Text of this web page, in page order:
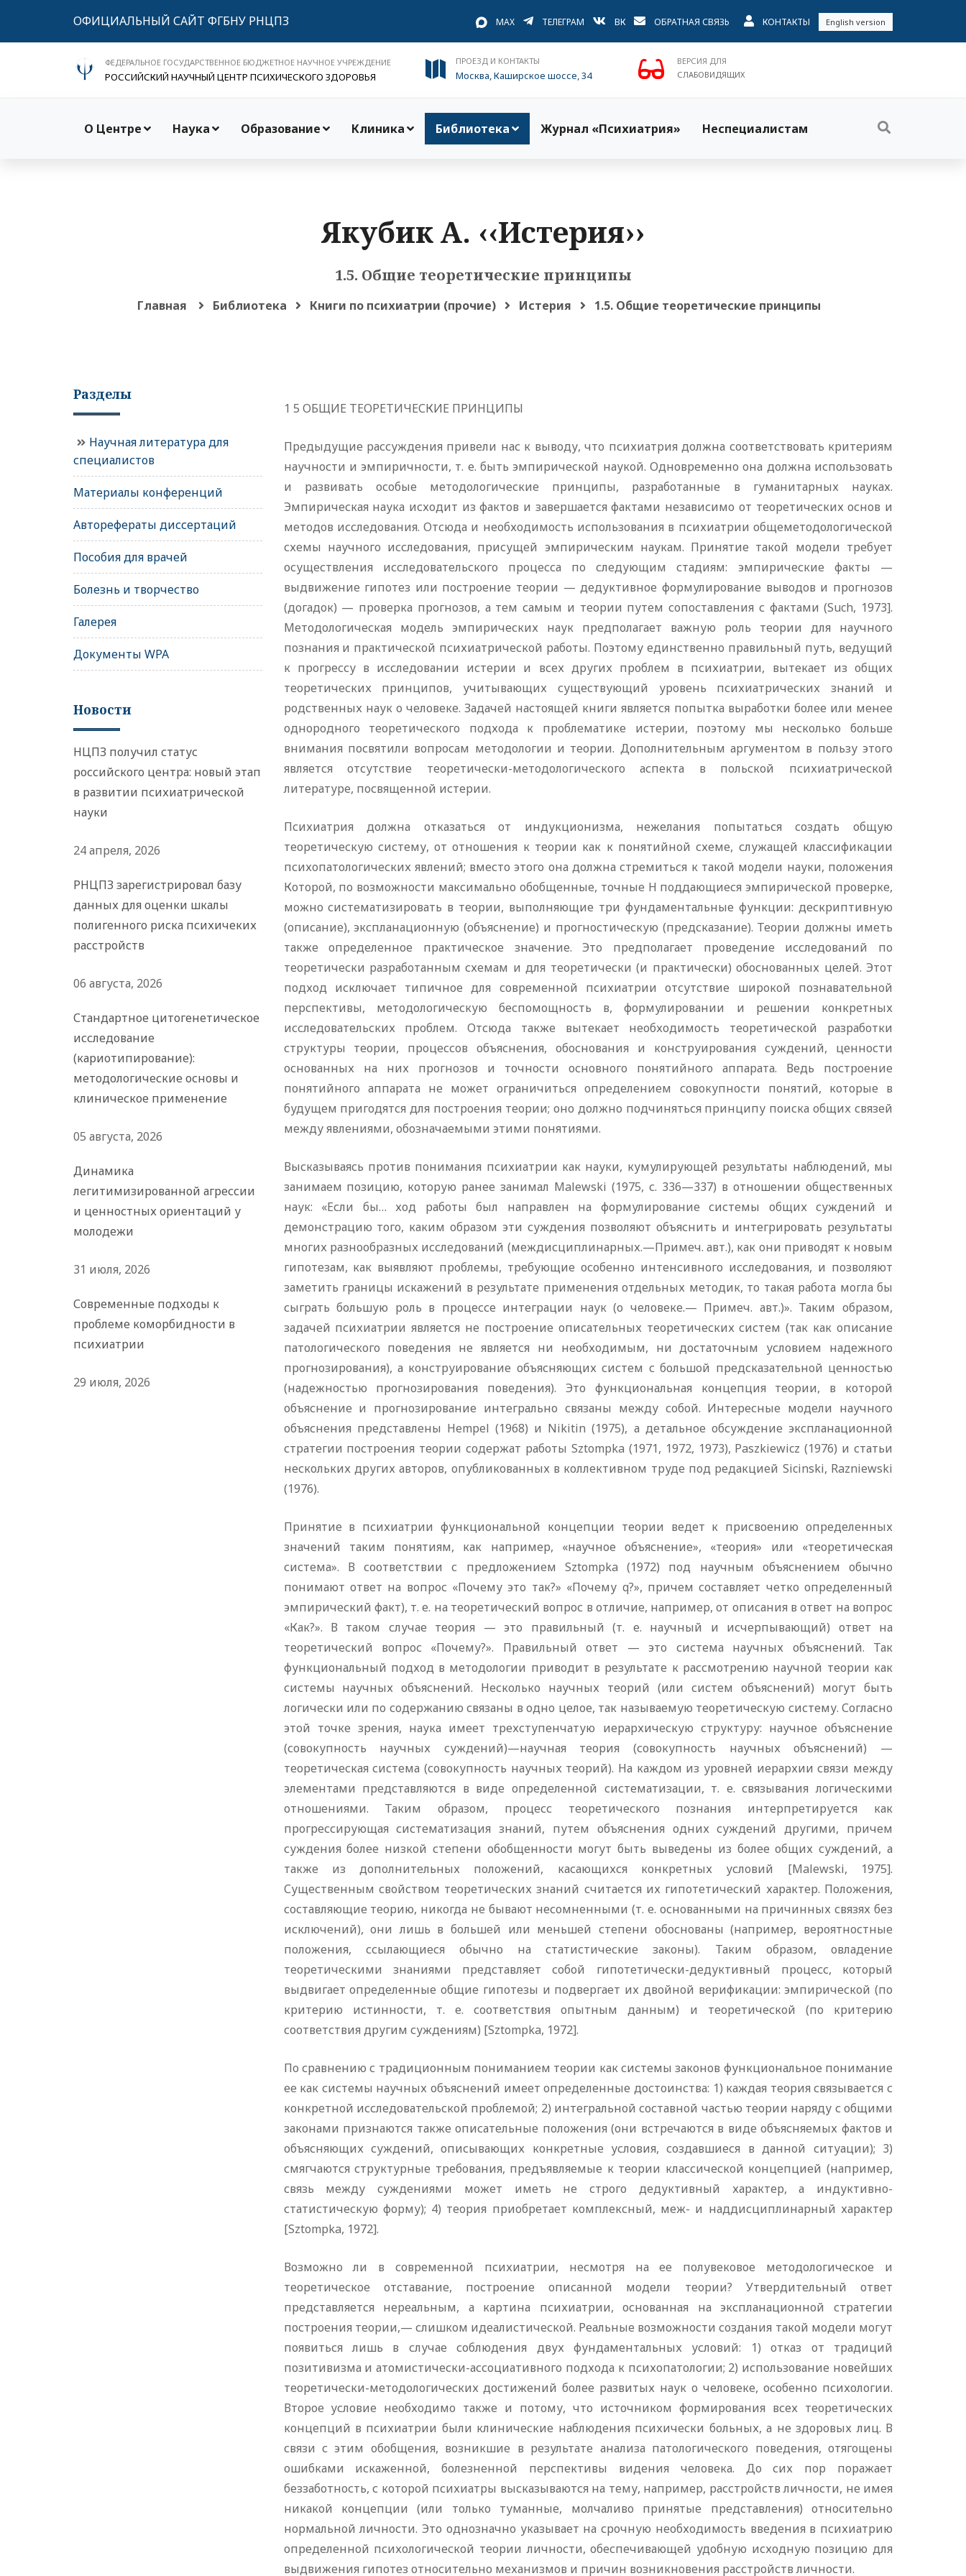
ОФИЦИАЛЬНЫЙ САЙТ ФГБНУ РНЦПЗ MAX ТЕЛЕГРАМ ВК ОБРАТНАЯ СВЯЗЬ КОНТАКТЫ English version
ФЕДЕРАЛЬНОЕ ГОСУДАРСТВЕННОЕ БЮДЖЕТНОЕ НАУЧНОЕ УЧРЕЖДЕНИЕ
РОССИЙСКИЙ НАУЧНЫЙ ЦЕНТР ПСИХИЧЕСКОГО ЗДОРОВЬЯ
ПРОЕЗД И КОНТАКТЫ
Москва, Каширское шоссе, 34
ВЕРСИЯ ДЛЯ
СЛАБОВИДЯЩИХ
О Центре Наука Образование Клиника Библиотека Журнал «Психиатрия» Неспециалистам
Якубик А. ‹‹Истерия››
1.5. Общие теоретические принципы
Главная Библиотека Книги по психиатрии (прочие) Истерия 1.5. Общие теоретические принципы
1 5 ОБЩИЕ ТЕОРЕТИЧЕСКИЕ ПРИНЦИПЫ
Предыдущие рассуждения привели нас к выводу, что психиатрия должна соответствовать критериям
научности и эмпиричности, т. е. быть эмпирической наукой. Одновременно она должна использовать
и развивать особые методологические принципы, разработанные в гуманитарных науках.
Эмпирическая наука исходит из фактов и завершается фактами независимо от теоретических основ и
методов исследования. Отсюда и необходимость использования в психиатрии общеметодологической
схемы научного исследования, присущей эмпирическим наукам. Принятие такой модели требует
осуществления исследовательского процесса по следующим стадиям: эмпирические факты —
выдвижение гипотез или построение теории — дедуктивное формулирование выводов и прогнозов
(догадок) — проверка прогнозов, а тем самым и теории путем сопоставления с фактами (Such, 1973].
Методологическая модель эмпирических наук предполагает важную роль теории для научного
познания и практической психиатрической работы. Поэтому единственно правильный путь, ведущий
к прогрессу в исследовании истерии и всех других проблем в психиатрии, вытекает из общих
теоретических принципов, учитывающих существующий уровень психиатрических знаний и
родственных наук о человеке. Задачей настоящей книги является попытка выработки более или менее
однородного теоретического подхода к проблематике истерии, поэтому мы несколько больше
внимания посвятили вопросам методологии и теории. Дополнительным аргументом в пользу этого
является отсутствие теоретически-методологического аспекта в польской психиатрической
литературе, посвященной истерии.
Психиатрия должна отказаться от индукционизма, нежелания попытаться создать общую
теоретическую систему, от отношения к теории как к понятийной схеме, служащей классификации
психопатологических явлений; вместо этого она должна стремиться к такой модели науки, положения
Которой, по возможности максимально обобщенные, точные Н поддающиеся эмпирической проверке,
можно систематизировать в теории, выполняющие три фундаментальные функции: дескриптивную
(описание), экспланационную (объяснение) и прогностическую (предсказание). Теории должны иметь
также определенное практическое значение. Это предполагает проведение исследований по
теоретически разработанным схемам и для теоретически (и практически) обоснованных целей. Этот
подход исключает типичное для современной психиатрии отсутствие широкой познавательной
перспективы, методологическую беспомощность в, формулировании и решении конкретных
исследовательских проблем. Отсюда также вытекает необходимость теоретической разработки
структуры теории, процессов объяснения, обоснования и конструирования суждений, ценности
основанных на них прогнозов и точности основного понятийного аппарата. Ведь построение
понятийного аппарата не может ограничиться определением совокупности понятий, которые в
будущем пригодятся для построения теории; оно должно подчиняться принципу поиска общих связей
между явлениями, обозначаемыми этими понятиями.
Высказываясь против понимания психиатрии как науки, кумулирующей результаты наблюдений, мы
занимаем позицию, которую ранее занимал Malewski (1975, с. 336—337) в отношении общественных
наук: «Если бы… ход работы был направлен на формулирование системы общих суждений и
демонстрацию того, каким образом эти суждения позволяют объяснить и интегрировать результаты
многих разнообразных исследований (междисциплинарных.—Примеч. авт.), как они приводят к новым
гипотезам, как выявляют проблемы, требующие особенно интенсивного исследования, и позволяют
заметить границы искажений в результате применения отдельных методик, то такая работа могла бы
сыграть большую роль в процессе интеграции наук (о человеке.— Примеч. авт.)». Таким образом,
задачей психиатрии является не построение описательных теоретических систем (так как описание
патологического поведения не является ни необходимым, ни достаточным условием надежного
прогнозирования), а конструирование объясняющих систем с большой предсказательной ценностью
(надежностью прогнозирования поведения). Это функциональная концепция теории, в которой
объяснение и прогнозирование интегрально связаны между собой. Интересные модели научного
объяснения представлены Hempel (1968) и Nikitin (1975), а детальное обсуждение экспланационной
стратегии построения теории содержат работы Sztompka (1971, 1972, 1973), Paszkiewicz (1976) и статьи
нескольких других авторов, опубликованных в коллективном труде под редакцией Sicinski, Razniewski
(1976).
Принятие в психиатрии функциональной концепции теории ведет к присвоению определенных
значений таким понятиям, как например, «научное объяснение», «теория» или «теоретическая
система». В соответствии с предложением Sztompka (1972) под научным объяснением обычно
понимают ответ на вопрос «Почему это так?» «Почему q?», причем составляет четко определенный
эмпирический факт), т. е. на теоретический вопрос в отличие, например, от описания в ответ на вопрос
«Как?». В таком случае теория — это правильный (т. е. научный и исчерпывающий) ответ на
теоретический вопрос «Почему?». Правильный ответ — это система научных объяснений. Так
функциональный подход в методологии приводит в результате к рассмотрению научной теории как
системы научных объяснений. Несколько научных теорий (или систем объяснений) могут быть
логически или по содержанию связаны в одно целое, так называемую теоретическую систему. Согласно
этой точке зрения, наука имеет трехступенчатую иерархическую структуру: научное объяснение
(совокупность научных суждений)—научная теория (совокупность научных объяснений) —
теоретическая система (совокупность научных теорий). На каждом из уровней иерархии связи между
элементами представляются в виде определенной систематизации, т. е. связывания логическими
отношениями. Таким образом, процесс теоретического познания интерпретируется как
прогрессирующая систематизация знаний, путем объяснения одних суждений другими, причем
суждения более низкой степени обобщенности могут быть выведены из более общих суждений, а
также из дополнительных положений, касающихся конкретных условий [Malewski, 1975].
Существенным свойством теоретических знаний считается их гипотетический характер. Положения,
составляющие теорию, никогда не бывают несомненными (т. е. основанными на причинных связях без
исключений), они лишь в большей или меньшей степени обоснованы (например, вероятностные
положения, ссылающиеся обычно на статистические законы). Таким образом, овладение
теоретическими знаниями представляет собой гипотетически-дедуктивный процесс, который
выдвигает определенные общие гипотезы и подвергает их двойной верификации: эмпирической (по
критерию истинности, т. е. соответствия опытным данным) и теоретической (по критерию
соответствия другим суждениям) [Sztompka, 1972].
По сравнению с традиционным пониманием теории как системы законов функциональное понимание
ее как системы научных объяснений имеет определенные достоинства: 1) каждая теория связывается с
конкретной исследовательской проблемой; 2) интегральной составной частью теории наряду с общими
законами признаются также описательные положения (они встречаются в виде объясняемых фактов и
объясняющих суждений, описывающих конкретные условия, создавшиеся в данной ситуации); 3)
смягчаются структурные требования, предъявляемые к теории классической концепцией (например,
связь между суждениями может иметь не строго дедуктивный характер, а индуктивно-
статистическую форму); 4) теория приобретает комплексный, меж- и наддисциплинарный характер
[Sztompka, 1972].
Возможно ли в современной психиатрии, несмотря на ее полувековое методологическое и
теоретическое отставание, построение описанной модели теории? Утвердительный ответ
представляется нереальным, а картина психиатрии, основанная на экспланационной стратегии
построения теории,— слишком идеалистической. Реальные возможности создания такой модели могут
появиться лишь в случае соблюдения двух фундаментальных условий: 1) отказ от традиций
позитивизма и атомистически-ассоциативного подхода к психопатологии; 2) использование новейших
теоретически-методологических достижений более развитых наук о человеке, особенно психологии.
Второе условие необходимо также и потому, что источником формирования всех теоретических
концепций в психиатрии были клинические наблюдения психически больных, а не здоровых лиц. В
связи с этим обобщения, возникшие в результате анализа патологического поведения, отягощены
ошибками искаженной, болезненной перспективы видения человека. До сих пор поражает
беззаботность, с которой психиатры высказываются на тему, например, расстройств личности, не имея
никакой концепции (или только туманные, молчаливо принятые представления) относительно
нормальной личности. Это однозначно указывает на срочную необходимость введения в психиатрию
определенной психологической теории личности, обеспечивающей удобную исходную позицию для
выдвижения гипотез относительно механизмов и причин возникновения расстройств личности.
Разделы
Научная литература для
специалистов
Материалы конференций
Авторефераты диссертаций
Пособия для врачей
Болезнь и творчество
Галерея
Документы WPA
Новости
НЦПЗ получил статус
российского центра: новый этап
в развитии психиатрической
науки
24 апреля, 2026
РНЦПЗ зарегистрировал базу
данных для оценки шкалы
полигенного риска психичеких
расстройств
06 августа, 2026
Стандартное цитогенетическое
исследование
(кариотипирование):
методологические основы и
клиническое применение
05 августа, 2026
Динамика
легитимизированной агрессии
и ценностных ориентаций у
молодежи
31 июля, 2026
Современные подходы к
проблеме коморбидности в
психиатрии
29 июля, 2026